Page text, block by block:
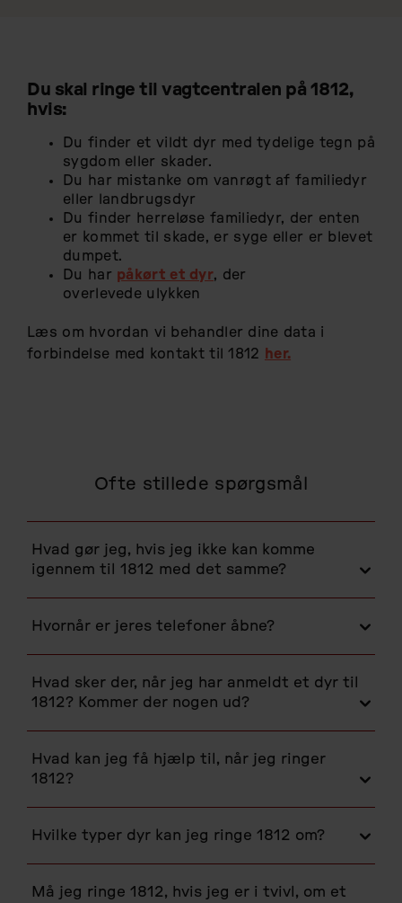
Du skal ringe til vagtcentralen på 1812,
hvis:
Du finder et vildt dyr med tydelige tegn på
sygdom eller skader.
Du har mistanke om vanrøgt af familiedyr
eller landbrugsdyr
Du finder herreløse familiedyr, der enten
er kommet til skade, er syge eller er blevet
dumpet.
Du har påkørt et dyr, der
overlevede ulykken
Læs om hvordan vi behandler dine data i
forbindelse med kontakt til 1812
her.
Ofte stillede spørgsmål
Hvad gør jeg, hvis jeg ikke kan komme
igennem til 1812 med det samme?
Hvornår er jeres telefoner åbne?
Hvad sker der, når jeg har anmeldt et dyr til
1812? Kommer der nogen ud?
Hvad kan jeg få hjælp til, når jeg ringer
1812?
Hvilke typer dyr kan jeg ringe 1812 om?
Må jeg ringe 1812, hvis jeg er i tvivl, om et